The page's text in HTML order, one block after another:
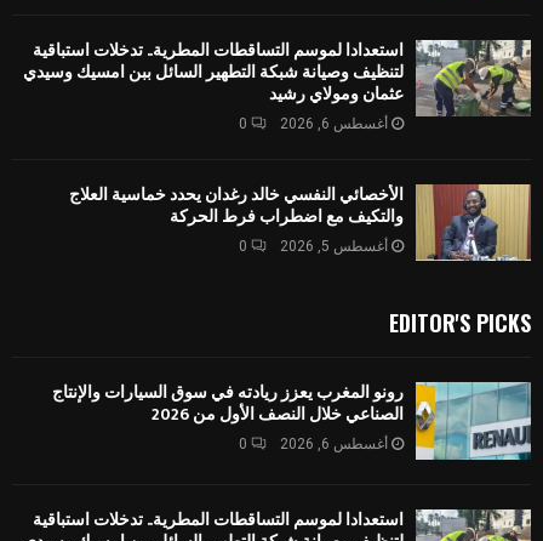
استعدادا لموسم التساقطات المطرية.. تدخلات استباقية
لتنظيف وصيانة شبكة التطهير السائل ببن امسيك وسيدي
عثمان ومولاي رشيد
أغسطس 6, 2026 0
الأخصائي النفسي خالد رغدان يحدد خماسية العلاج
والتكيف مع اضطراب فرط الحركة
أغسطس 5, 2026 0
EDITOR'S PICKS
رونو المغرب يعزز ريادته في سوق السيارات والإنتاج
الصناعي خلال النصف الأول من 2026
أغسطس 6, 2026 0
استعدادا لموسم التساقطات المطرية.. تدخلات استباقية